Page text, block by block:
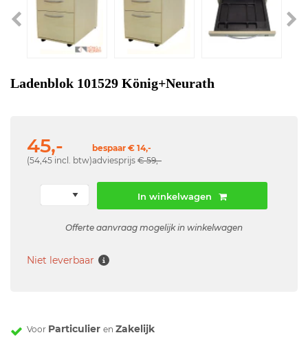
Ladenblok 101529 König+Neurath
45,-
(54,45 incl. btw)
bespaar € 14,-
adviesprijs € 59,-
In winkelwagen
Offerte aanvraag mogelijk in winkelwagen
Niet leverbaar
Voor Particulier en Zakelijk